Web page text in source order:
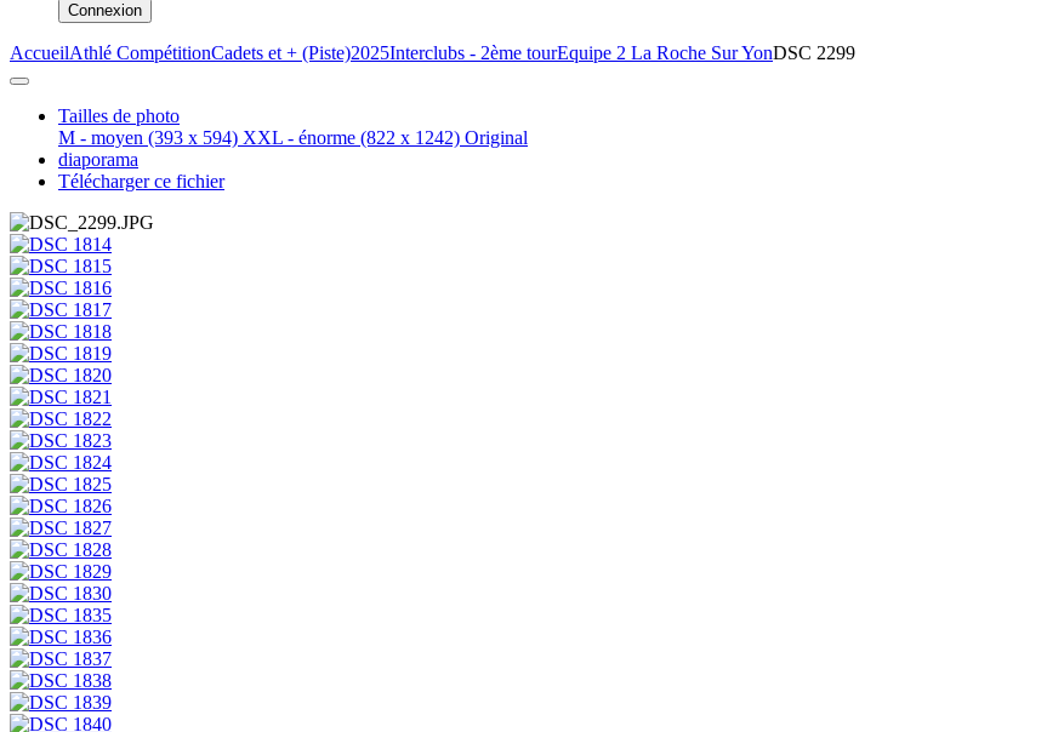
Connexion
AccueilAthlé CompétitionCadets et + (Piste)2025Interclubs - 2ème tourEquipe 2 La Roche Sur YonDSC 2299
Tailles de photo
M - moyen (393 x 594) XXL - énorme (822 x 1242) Original
diaporama
Télécharger ce fichier